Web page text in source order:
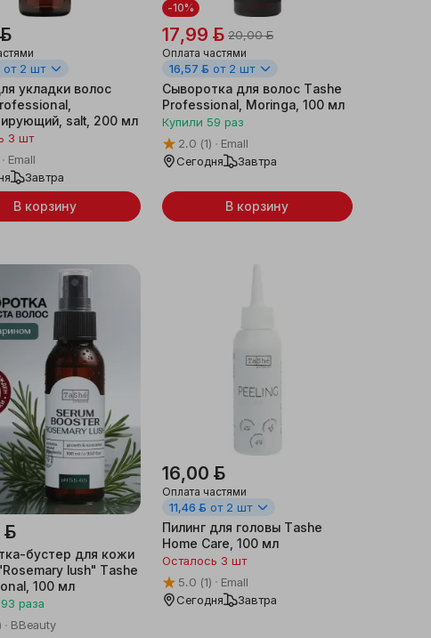
от 2 шт
укладки волос
salt, 200 мл
3 шт
Emall
Завтра
В корзину
-10%
17,99 ƃ 20,00 ƃ
Оплата частями
16,57 ƃ от 2 шт
Сыворотка для волос Tashe
Professional, Moringa, 100 мл
Купили 59 раз
2.0 (1)
Emall
Сегодня
Завтра
В корзину
ƃ
бустер для кожи
lush" Tashe
100 мл
раза
BBeauty
16,00 ƃ
Оплата частями
11,46 ƃ от 2 шт
Пилинг для головы Tashe
Home Care, 100 мл
Осталось 3 шт
5.0 (1)
Emall
Сегодня
Завтра